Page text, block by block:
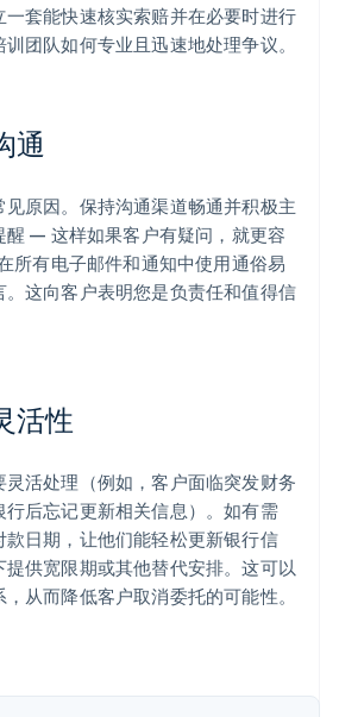
套能快速核实索赔并在必要时进行
团队如何专业且迅速地处理争议。
通
原因。保持沟通渠道畅通并积极主
醒 — 这样如果客户有疑问，就更容
所有电子邮件和通知中使用通俗易
这向客户表明您是负责任和值得信
活性
活处理（例如，客户面临突发财务
行后忘记更新相关信息）。如有需
日期，让他们能轻松更新银行信
供宽限期或其他替代安排。这可以
从而降低客户取消委托的可能性。